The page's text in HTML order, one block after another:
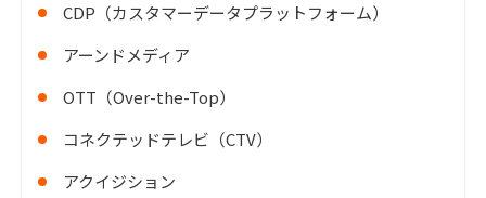
CDP（カスタマーデータプラットフォーム）
アーンドメディア
OTT（Over-the-Top）
コネクテッドテレビ（CTV）
アクイジション